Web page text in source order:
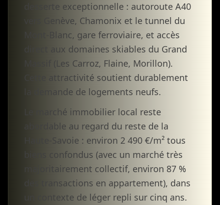
desserte exceptionnelle : autoroute A40
vers Genève, Chamonix et le tunnel du
Mont-Blanc, gare ferroviaire, et accès
direct aux domaines skiables du Grand
Massif (Les Carroz, Flaine, Morillon).
Cette attractivité soutient durablement
la demande de logements neufs.
Le marché immobilier local reste
abordable au regard du reste de la
Haute-Savoie : environ 2 490 €/m² tous
biens confondus (avec un marché très
majoritairement collectif, environ 87 %
des transactions en appartement), dans
un contexte de léger repli sur cinq ans.